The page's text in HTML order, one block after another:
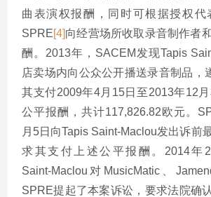
曲表演权报酬，同时可根据授权代
SPRE[4]向经营场所收取录音制作者
酬。2013年，SACEM发现Tapis
店卖场内向公众公开播送录音制品，
其支付2009年4月15日至2013年12
公平报酬，共计117,826.82欧元。
月5日向Tapis Saint-Maclou发出诉前
求其支付上述公平报酬。2014年
Saint-Maclou对MusicMatic、
SPRE提起了本案诉讼，要求法院确